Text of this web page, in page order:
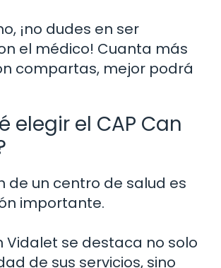
¡no dudes en ser
el médico! Cuanta más
compartas, mejor podrá
elegir el CAP Can
de un centro de salud es
importante.
Vidalet se destaca no solo
de sus servicios, sino